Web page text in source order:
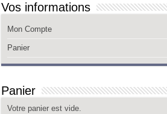
Vos informations
Mon Compte
Panier
Panier
Votre panier est vide.